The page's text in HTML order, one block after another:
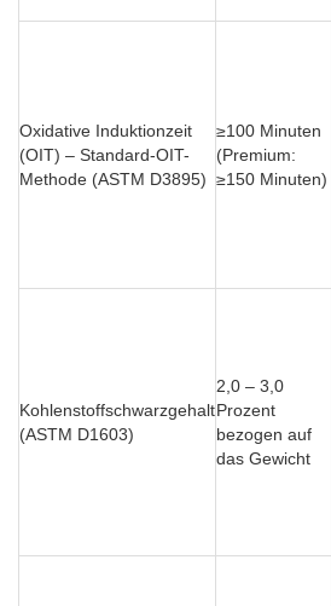
Oxidative Induktionzeit
(OIT) – Standard-OIT-
Methode (ASTM D3895)
≥100 Minuten
(Premium:
≥150 Minuten)
Kohlenstoffschwarzgehalt
(ASTM D1603)
2,0 – 3,0
Prozent
bezogen auf
das Gewicht